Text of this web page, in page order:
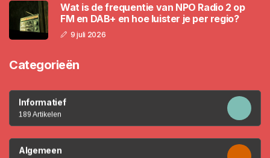
Wat is de frequentie van NPO Radio 2 op
FM en DAB+ en hoe luister je per regio?
9 juli 2026
Categorieën
Informatief
189 Artikelen
Algemeen